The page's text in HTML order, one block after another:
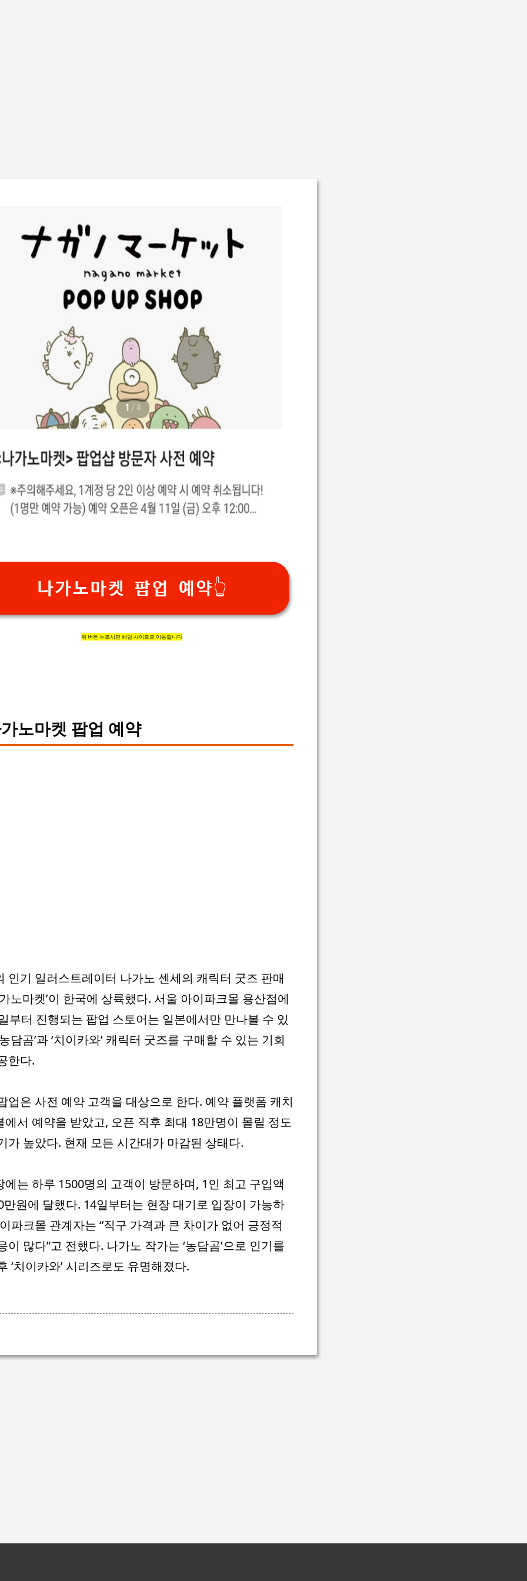
나가노마켓 팝업 예약👆
위 버튼 누르시면 해당 사이트로 이동합니다
노마켓 팝업 예약
인기 일러스트레이터 나가노 센세의 캐릭터 굿즈 판매
노마켓’이 한국에 상륙했다. 서울 아이파크몰 용산점에
부터 진행되는 팝업 스토어는 일본에서만 만나볼 수 있
담곰’과 ‘치이카와’ 캐릭터 굿즈를 구매할 수 있는 기회
한다.
업은 사전 예약 고객을 대상으로 한다. 예약 플랫폼 캐치
에서 예약을 받았고, 오픈 직후 최대 18만명이 몰릴 정도
가 높았다. 현재 모든 시간대가 마감된 상태다.
에는 하루 1500명의 고객이 방문하며, 1인 최고 구입액
만원에 달했다. 14일부터는 현장 대기로 입장이 가능하
파크몰 관계자는 “직구 가격과 큰 차이가 없어 긍정적
이 많다”고 전했다. 나가노 작가는 ‘농담곰’으로 인기를
‘치이카와’ 시리즈로도 유명해졌다.